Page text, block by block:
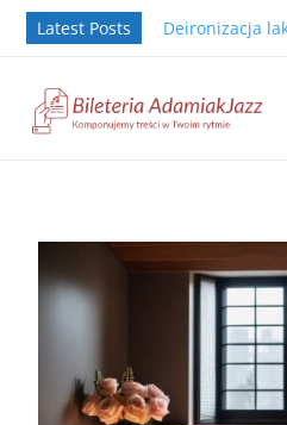
Latest Posts Deironizacja